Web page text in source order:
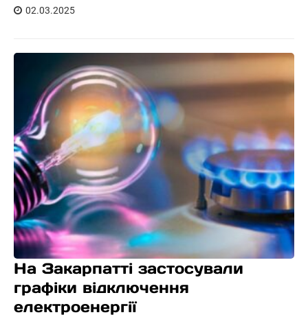
02.03.2025
На Закарпатті застосували
графіки відключення
електроенергії